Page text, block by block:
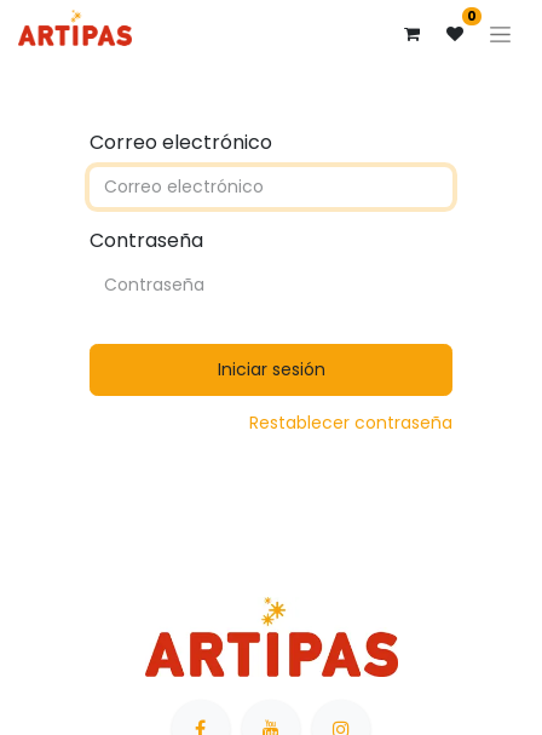
0
Correo electrónico
Contraseña
Iniciar sesión
Restablecer contraseña